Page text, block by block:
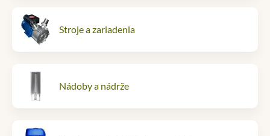
Stroje a zariadenia
Nádoby a nádrže